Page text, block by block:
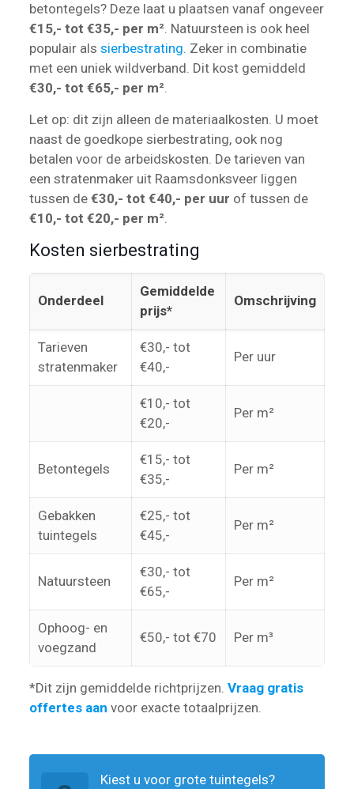
betontegels? Deze laat u plaatsen vanaf ongeveer
€15,- tot €35,- per m². Natuursteen is ook heel
populair als sierbestrating. Zeker in combinatie
met een uniek wildverband. Dit kost gemiddeld
€30,- tot €65,- per m².
Let op: dit zijn alleen de materiaalkosten. U moet
naast de goedkope sierbestrating, ook nog
betalen voor de arbeidskosten. De tarieven van
een stratenmaker uit Raamsdonksveer liggen
tussen de €30,- tot €40,- per uur of tussen de
€10,- tot €20,- per m².
Kosten sierbestrating
Onderdeel
Gemiddelde
prijs*
Omschrijving
Tarieven
stratenmaker
€30,- tot
€40,-
Per uur
€10,- tot
€20,-
Per m²
Betontegels
€15,- tot
€35,-
Per m²
Gebakken
tuintegels
€25,- tot
€45,-
Per m²
Natuursteen
€30,- tot
€65,-
Per m²
Ophoog- en
voegzand
€50,- tot €70 Per m³
*Dit zijn gemiddelde richtprijzen. Vraag gratis
offertes aan voor exacte totaalprijzen.
Kiest u voor grote tuintegels?